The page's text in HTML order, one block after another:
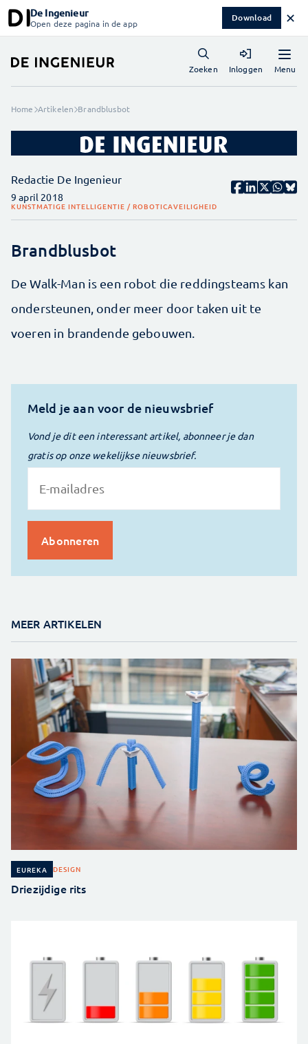
De Ingenieur
Open deze pagina in de app Download ✕
Menu
Zoeken Inloggen
Home Artikelen Brandblusbot
Redactie De Ingenieur
9 april 2018
KUNSTMATIGE INTELLIGENTIE / ROBOTICAVEILIGHEID
Brandblusbot
De Walk-Man is een robot die reddingsteams kan
ondersteunen, onder meer door taken uit te
voeren in brandende gebouwen.
Meld je aan voor de nieuwsbrief
Vond je dit een interessant artikel, abonneer je dan
gratis op onze wekelijkse nieuwsbrief.
MEER ARTIKELEN
EUREKA DESIGN
Driezijdige rits